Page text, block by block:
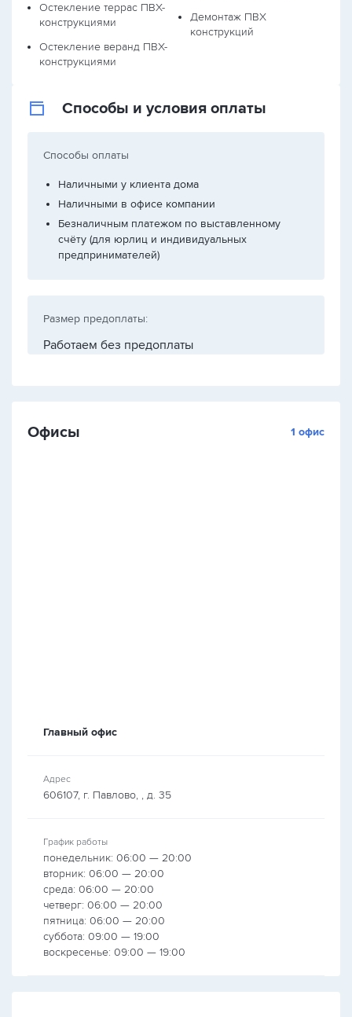
Остекление террас ПВХ-
конструкциями
Остекление веранд ПВХ-
конструкциями
Демонтаж ПВХ
конструкций
Способы и условия оплаты
Способы оплаты
Наличными у клиента дома
Наличными в офисе компании
Безналичным платежом по выставленному
счёту (для юрлиц и индивидуальных
предпринимателей)
Размер предоплаты:
Работаем без предоплаты
Офисы 1 офис
Главный офис
Адрес
606107, г. Павлово, , д. 35
График работы
понедельник: 06:00 — 20:00
вторник: 06:00 — 20:00
среда: 06:00 — 20:00
четверг: 06:00 — 20:00
пятница: 06:00 — 20:00
суббота: 09:00 — 19:00
воскресенье: 09:00 — 19:00